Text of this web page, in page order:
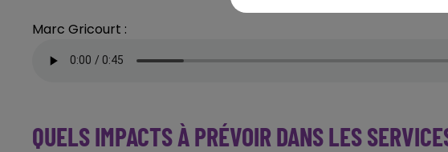
Marc Gricourt :
QUELS IMPACTS À PRÉVOIR DANS LES